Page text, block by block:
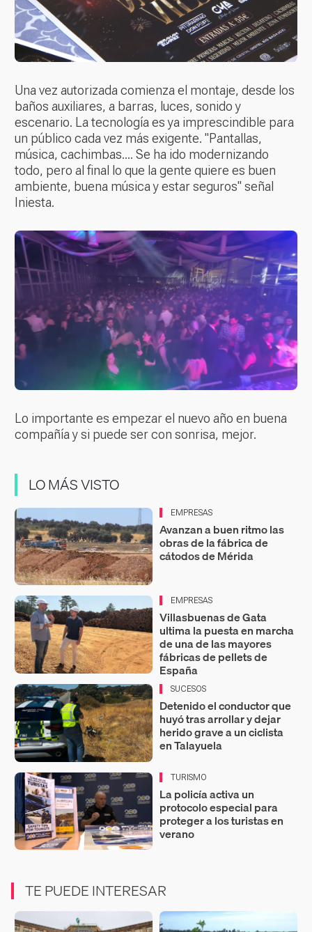
Una vez autorizada comienza el montaje, desde los
baños auxiliares, a barras, luces, sonido y
escenario. La tecnología es ya imprescindible para
un público cada vez más exigente. "Pantallas,
música, cachimbas.... Se ha ido modernizando
todo, pero al final lo que la gente quiere es buen
ambiente, buena música y estar seguros" señal
Iniesta.
Lo importante es empezar el nuevo año en buena
compañía y si puede ser con sonrisa, mejor.
LO MÁS VISTO
EMPRESAS
Avanzan a buen ritmo las
obras de la fábrica de
cátodos de Mérida
EMPRESAS
Villasbuenas de Gata
ultima la puesta en marcha
de una de las mayores
fábricas de pellets de
España
SUCESOS
Detenido el conductor que
huyó tras arrollar y dejar
herido grave a un ciclista
en Talayuela
TURISMO
La policía activa un
protocolo especial para
proteger a los turistas en
verano
TE PUEDE INTERESAR